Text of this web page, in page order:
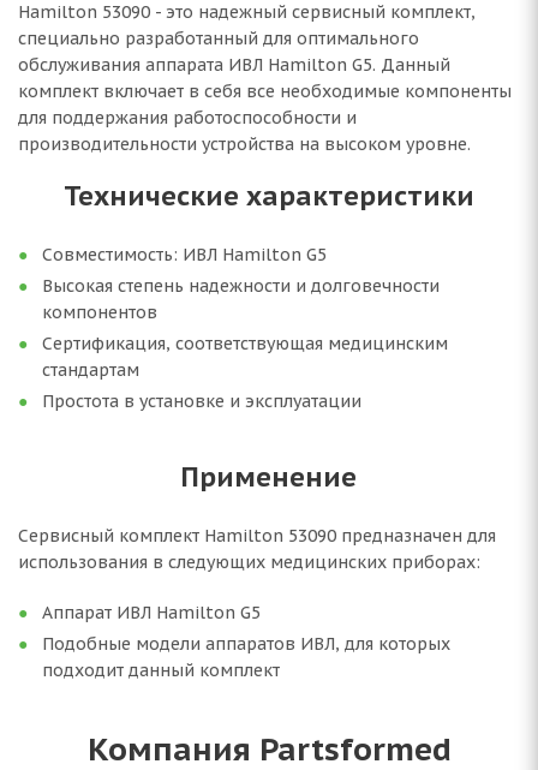
Hamilton 53090 - это надежный сервисный комплект,
специально разработанный для оптимального
обслуживания аппарата ИВЛ Hamilton G5. Данный
комплект включает в себя все необходимые компоненты
для поддержания работоспособности и
производительности устройства на высоком уровне.
Технические характеристики
Совместимость: ИВЛ Hamilton G5
Высокая степень надежности и долговечности
компонентов
Сертификация, соответствующая медицинским
стандартам
Простота в установке и эксплуатации
Применение
Сервисный комплект Hamilton 53090 предназначен для
использования в следующих медицинских приборах:
Аппарат ИВЛ Hamilton G5
Подобные модели аппаратов ИВЛ, для которых
подходит данный комплект
Компания Partsformed